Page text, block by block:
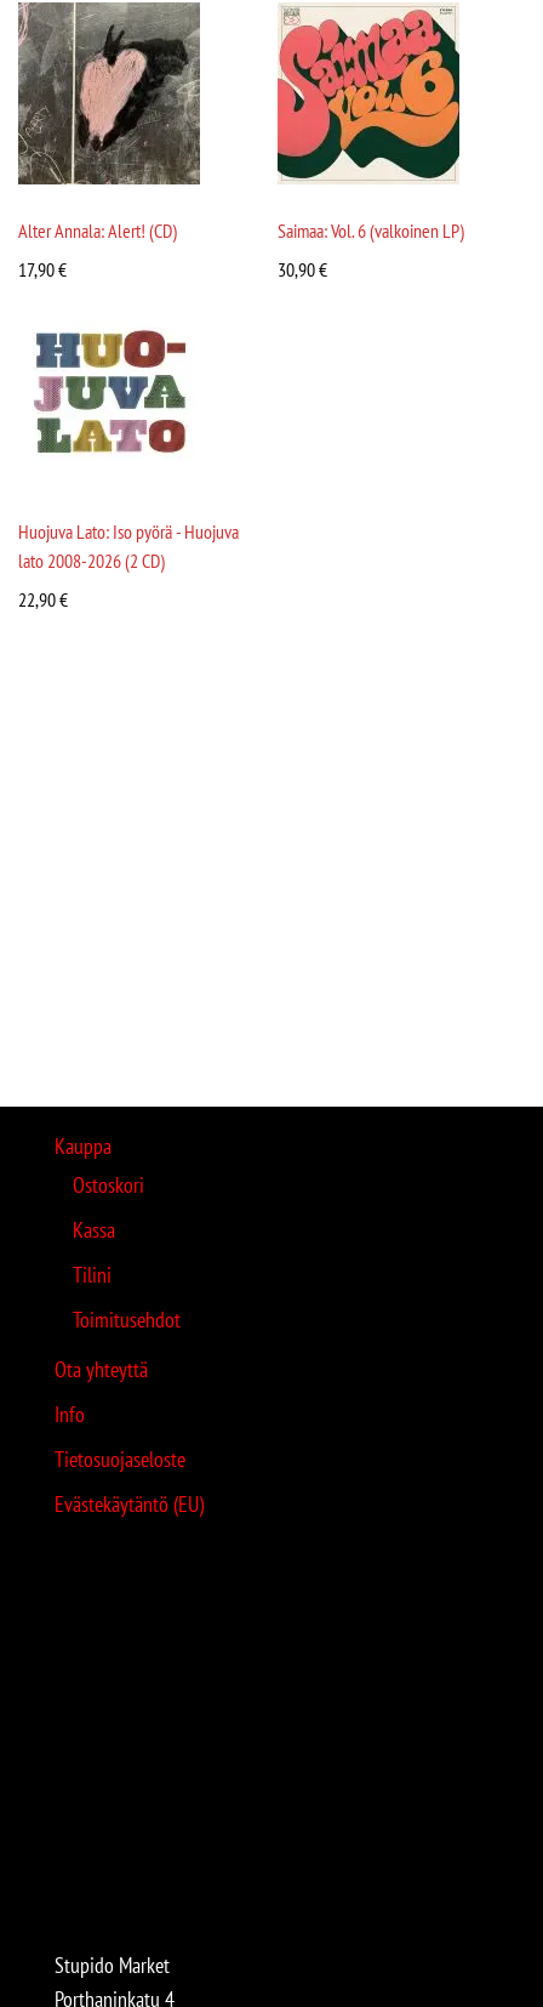
Alter Annala: Alert! (CD)
17,90€
Saimaa: Vol. 6 (valkoinen LP)
30,90€
Huojuva Lato: Iso pyörä - Huojuva
lato 2008-2026 (2 CD)
22,90€
Kauppa
Ostoskori
Kassa
Tilini
Toimitusehdot
Ota yhteyttä
Info
Tietosuojaseloste
Evästekäytäntö (EU)
Stupido Market
Porthaninkatu 4